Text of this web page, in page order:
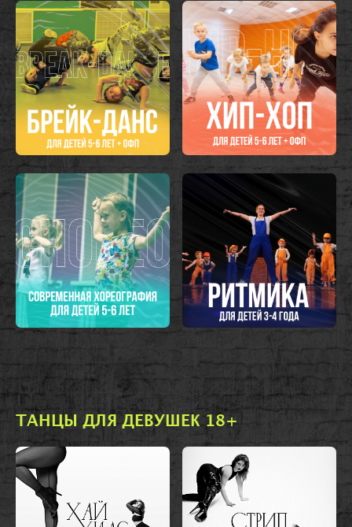
ТАНЦЫ ДЛЯ ДЕВУШЕК 18+